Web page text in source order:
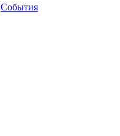
События